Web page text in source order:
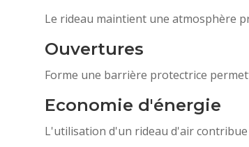
Le rideau maintient une atmosphère
Ouvertures
Forme une barrière protectrice
Economie d'énergie
L'utilisation d'un rideau d'air